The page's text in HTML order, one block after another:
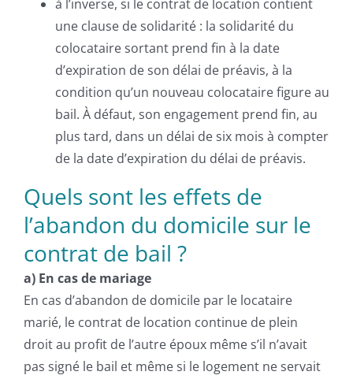
à l’inverse, si le contrat de location contient
une clause de solidarité : la solidarité du
colocataire sortant prend fin à la date
d’expiration de son délai de préavis, à la
condition qu’un nouveau colocataire figure au
bail. À défaut, son engagement prend fin, au
plus tard, dans un délai de six mois à compter
de la date d’expiration du délai de préavis.
Quels sont les effets de
l’abandon du domicile sur le
contrat de bail ?
a) En cas de mariage
En cas d’abandon de domicile par le locataire
marié, le contrat de location continue de plein
droit au profit de l’autre époux même s’il n’avait
pas signé le bail et même si le logement ne servait